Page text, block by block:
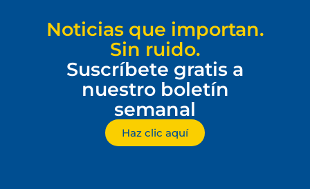
Noticias que importan.
Sin ruido.
Suscríbete gratis a
nuestro boletín
semanal
Haz clic aquí